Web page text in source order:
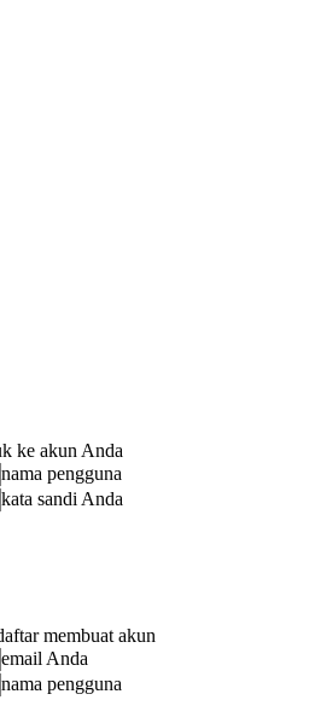
ke akun Anda
nama pengguna
kata sandi Anda
membuat akun
email Anda
nama pengguna